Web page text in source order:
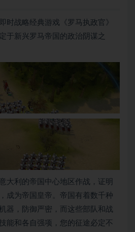
时战略经典游戏《罗马执政官》
于新兴罗马帝国的政治阴谋之
大利的帝国中心地区作战，证明
成为帝国皇帝。帝国有着数千种
器，防御严密，而这些部队和战
能和各自强项，您的征途必定不